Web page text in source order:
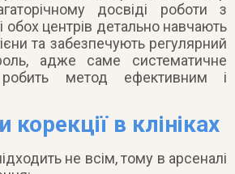
досвіді роботи з
обох центрів детально навчають
та забезпечують регулярний
адже саме систематичне
робить метод ефективним і
корекції в клініках
не всім, тому в арсеналі